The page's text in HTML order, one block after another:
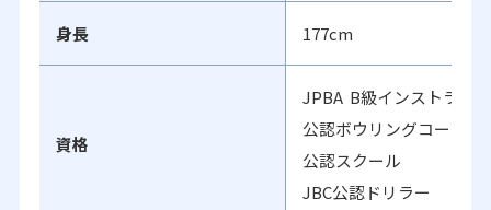
身長 177cm
資格
JPBA B級インストラク
公認ボウリングコーチ3
公認スクール
JBC公認ドリラー